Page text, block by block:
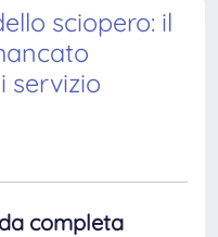
sciopero: il
servizio
completa